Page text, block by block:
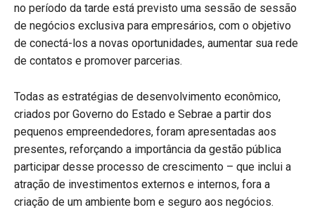
no período da tarde está previsto uma sessão de sessão
de negócios exclusiva para empresários, com o objetivo
de conectá-los a novas oportunidades, aumentar sua rede
de contatos e promover parcerias.
Todas as estratégias de desenvolvimento econômico,
criados por Governo do Estado e Sebrae a partir dos
pequenos empreendedores, foram apresentadas aos
presentes, reforçando a importância da gestão pública
participar desse processo de crescimento – que inclui a
atração de investimentos externos e internos, fora a
criação de um ambiente bom e seguro aos negócios.